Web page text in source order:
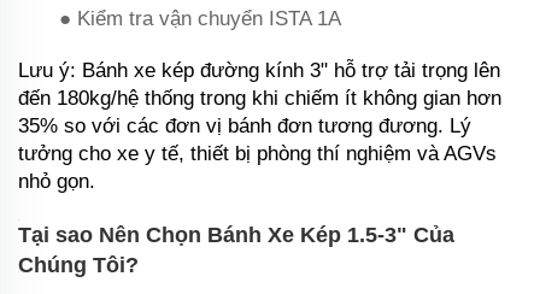
● Kiểm tra vận chuyển ISTA 1A
Lưu ý‌: Bánh xe kép đường kính 3" hỗ trợ tải trọng lên
đến ‌180kg/hệ thống‌ trong khi chiếm ít không gian hơn
35% so với các đơn vị bánh đơn tương đương. Lý
tưởng cho xe y tế, thiết bị phòng thí nghiệm và AGVs
nhỏ gọn.
‌Tại sao Nên Chọn Bánh Xe Kép 1.5-3" Của
Chúng Tôi?‌